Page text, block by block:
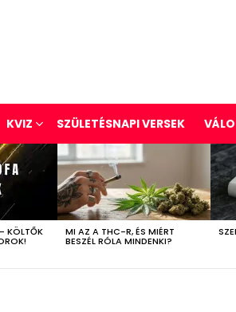
KVIZ SZÜLETÉSNAPI VERSEK
KÖLTŐK MI AZ A THC-R, ÉS MIÉRT
BESZÉL RÓLA MINDENKI?